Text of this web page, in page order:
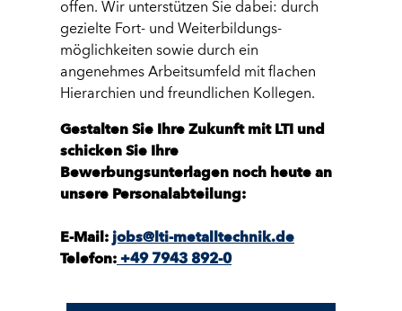
offen. Wir unterstützen Sie dabei: durch
gezielte Fort- und Weiterbildungs­
möglichkeiten sowie durch ein
angenehmes Arbeitsumfeld mit flachen
Hierarchien und freundlichen Kollegen.
Gestalten Sie Ihre Zukunft mit LTI und
schicken Sie Ihre
Bewerbungsunterlagen noch heute an
unsere Personalabteilung:
E-Mail: jobs@lti-metalltechnik.de
Telefon: +49 7943 892-0